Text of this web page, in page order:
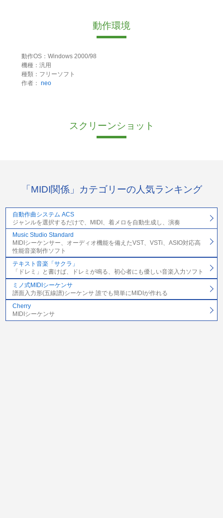
動作環境
動作OS：Windows 2000/98
機種：汎用
種類：フリーソフト
作者： neo
スクリーンショット
「MIDI関係」カテゴリーの人気ランキング
自動作曲システム ACS
ジャンルを選択するだけで、MIDI、着メロを自動生成し、演奏
Music Studio Standard
MIDIシーケンサー、オーディオ機能を備えたVST、VSTi、ASIO対応高
性能音楽制作ソフト
テキスト音楽「サクラ」
「ドレミ」と書けば、ドレミが鳴る、初心者にも優しい音楽入力ソフト
ミノ式MIDIシーケンサ
譜面入力形(五線譜)シーケンサ 誰でも簡単にMIDIが作れる
Cherry
MIDIシーケンサ